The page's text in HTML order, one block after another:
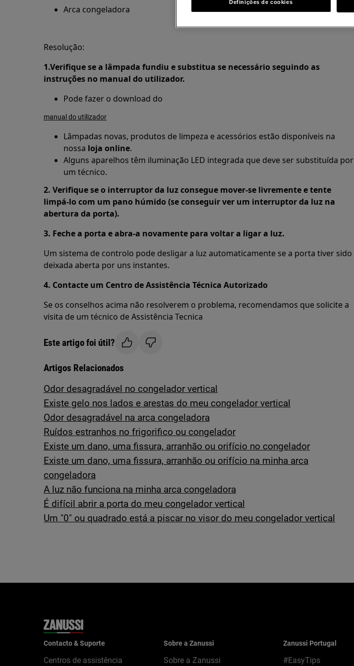
Arca congeladora
Resolução:
1.Verifique se a lâmpada fundiu e substitua se necessário seguindo as
instruções no manual do utilizador.
Pode fazer o download do
manual do utilizador
Lâmpadas novas, produtos de limpeza e acessórios estão disponíveis na
nossa loja online.
Alguns aparelhos têm iluminação LED integrada que deve ser substituída por
um técnico.
2. Verifique se o interruptor da luz consegue mover-se livremente e tente
limpá-lo com um pano húmido (se conseguir ver um interruptor da luz na
abertura da porta).
3. Feche a porta e abra-a novamente para voltar a ligar a luz.
Um sistema de controlo pode desligar a luz automaticamente se a porta tiver sido
deixada aberta por uns instantes.
4. Contacte um Centro de Assistência Técnica Autorizado
Se os conselhos acima não resolverem o problema, recomendamos que solicite a
visita de um técnico de Assistência Tecnica
Este artigo foi útil?
Artigos Relacionados
Odor desagradável no congelador vertical
Existe gelo nos lados e arestas do meu congelador vertical
Odor desagradável na arca congeladora
Ruídos estranhos no frigorifico ou congelador
Existe um dano, uma fissura, arranhão ou orifício no congelador
Existe um dano, uma fissura, arranhão ou orifício na minha arca
congeladora
A luz não funciona na minha arca congeladora
É difícil abrir a porta do meu congelador vertical
Um "0" ou quadrado está a piscar no visor do meu congelador vertical
Contacto & Suporte
Centros de assistência
Sobre a Zanussi
Sobre a Zanussi
Zanussi Portugal
#EasyTips
Definições de cookies